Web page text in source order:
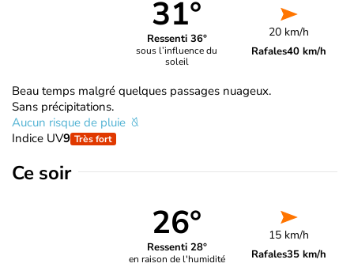
31°
Ressenti 36°
sous l’influence du
soleil
20 km/h
Rafales40 km/h
Beau temps malgré quelques passages nuageux.
Sans précipitations.
Aucun risque de pluie
Indice UV9 Très fort
Ce soir
26°
Ressenti 28°
en raison de l'humidité
15 km/h
Rafales35 km/h